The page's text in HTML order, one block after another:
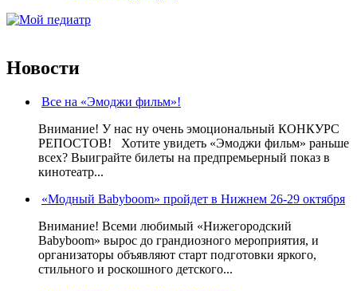
Новости
Все на «Эмоджи фильм»!
Внимание! У нас ну очень эмоциональный КОНКУРС
РЕПОСТОВ! Хотите увидеть «Эмоджи фильм» раньше
всех? Выиграйте билеты на предпремьерный показ в
кинотеатр...
«Модный Babyboom» пройдет в Нижнем 26-29 октября
Внимание! Всеми любимый «Нижегородский
Babyboom» вырос до грандиозного мероприятия, и
организаторы объявляют старт подготовки яркого,
стильного и роскошного детского...